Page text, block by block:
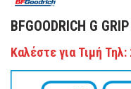
BFGOODRICH G
Καλέστε για Τιμή